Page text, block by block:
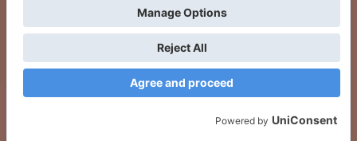
Navarra impulsa la formación con
La Eurorregión Nueva Aquitania–
premio europeo por 'Empleo